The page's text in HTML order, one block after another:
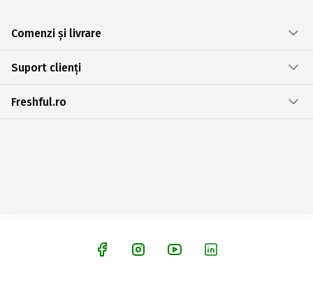
Comenzi și livrare
Suport clienți
Freshful.ro